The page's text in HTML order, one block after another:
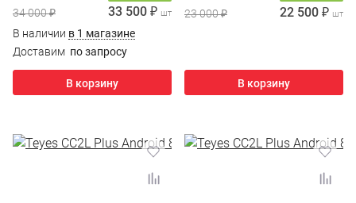
34 000 ₽ 33 500 ₽ шт
В наличии в 1 магазине
Доставим по запросу
В корзину
23 000 ₽ 22 500 ₽ шт
В корзину